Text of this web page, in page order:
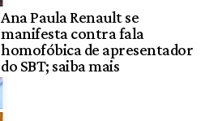
Ana Paula Renault se
manifesta contra fala
homofóbica de apresentador
do SBT; saiba mais